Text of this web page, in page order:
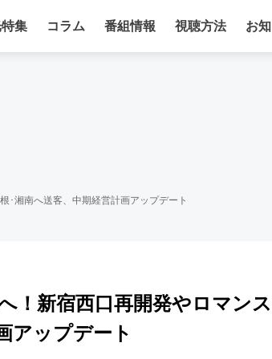
集 コラム 番組情報 視聴方法 お
･湘南へ送客、中期経営計画アップデート
！新宿西口再開発やロマンス
アップデート